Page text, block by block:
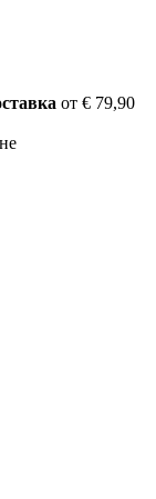
от € 79,90